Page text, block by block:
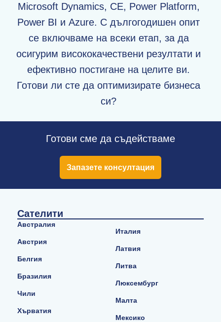
Microsoft Dynamics, CE, Power Platform,
Power BI и Azure. С дългогодишен опит
се включваме на всеки етап, за да
осигурим висококачествени резултати и
ефективно постигане на целите ви.
Готови ли сте да оптимизирате бизнеса
си?
Готови сме да съдействаме
Запазете консултация
Сателити
Австралия
Австрия
Белгия
Бразилия
Чили
Хърватия
Италия
Латвия
Литва
Люксембург
Малта
Мексико